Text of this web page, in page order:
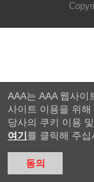
AAA는 AAA 웹사이
사이트 이용을 위해
당사의 쿠키 이용
여기 를 클릭해 주십
동의